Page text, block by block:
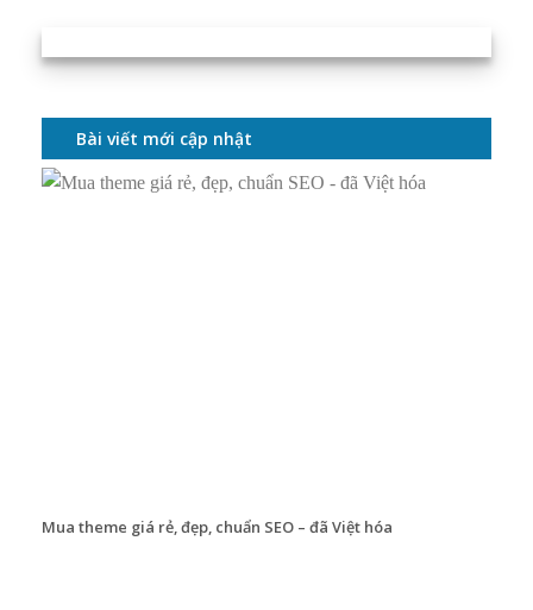
Bài viết mới cập nhật
Mua theme giá rẻ, đẹp, chuẩn SEO – đã Việt hóa